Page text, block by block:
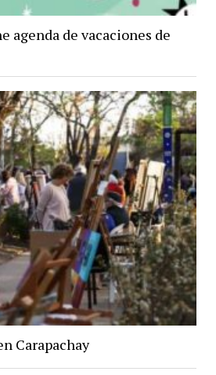
agenda de vacaciones de
Carapachay